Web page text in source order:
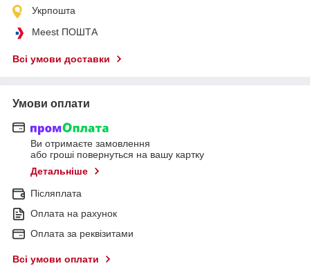
Укрпошта
Meest ПОШТА
Всі умови доставки
Умови оплати
Ви отримаєте замовлення
або гроші повернуться на вашу картку
Детальніше
Післяплата
Оплата на рахунок
Оплата за реквізитами
Всі умови оплати